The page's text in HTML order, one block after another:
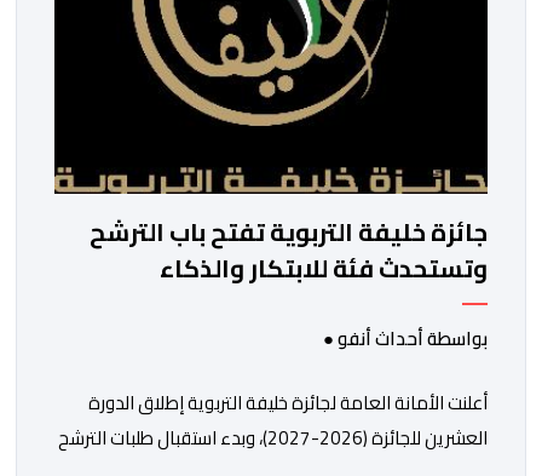
جائزة خليفة التربوية تفتح باب الترشح
وتستحدث فئة للابتكار والذكاء
الاصطناعي
بواسطة أحداث أنفو ●
أعلنت الأمانة العامة لجائزة خليفة التربوية إطلاق الدورة
العشرين للجائزة (2026-2027)، وبدء استقبال طلبات الترشح